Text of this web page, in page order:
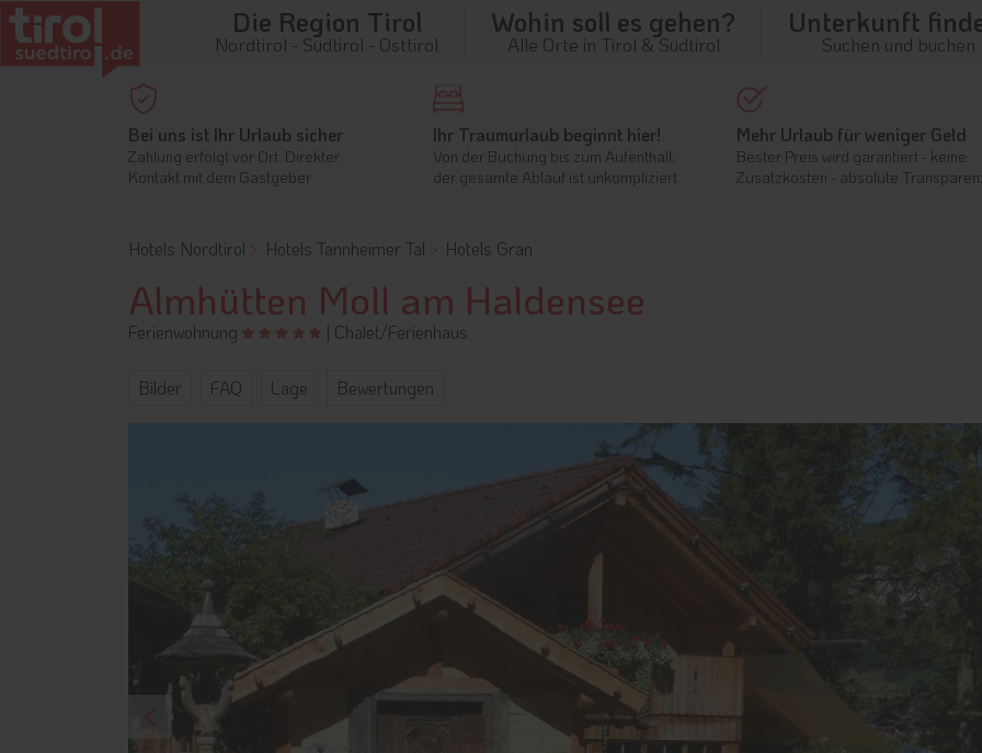
Die Region Tirol
Nordtirol - Südtirol - Osttirol
Wohin soll es gehen?
Alle Orte in Tirol & Südtirol
Unterkunft
Suchen und buchen
Bei uns ist Ihr Urlaub sicher
Zahlung erfolgt vor Ort. Direkter
Kontakt mit dem Gastgeber
Ihr Traumurlaub beginnt hier!
Von der Buchung bis zum Aufenthalt,
der gesamte Ablauf ist unkompliziert
Mehr Urlaub für weniger Geld
Bester Preis wird garantiert - keine
Zusatzkosten - absolute
Hotels Nordtirol Hotels Tannheimer Tal Hotels Grän
Almhütten Moll am Haldensee
Ferienwohnung | Chalet/Ferienhaus
Bilder FAQ Lage Bewertungen